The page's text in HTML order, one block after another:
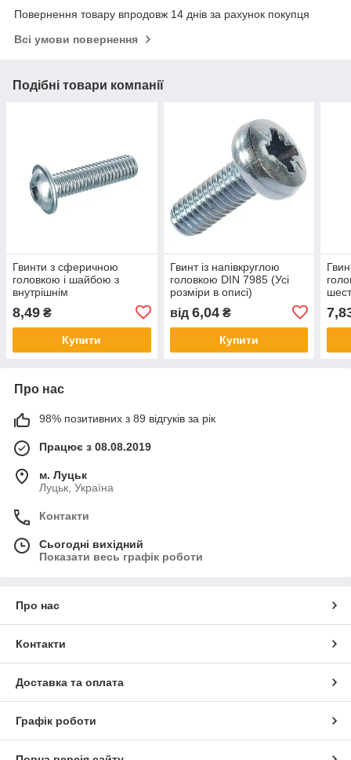
Повернення товару впродовж 14 днів за рахунок покупця
Всі умови повернення
Подібні товари компанії
Гвинти з сферичною
головкою і шайбою з
внутрішнім
шестигранником М10х25
10.9 DIN 7380-2
8,49 ₴
Купити
Гвинт із напівкруглою
головкою DIN 7985 (Усі
розміри в описі)
від 6,04₴
Купити
Про нас
98% позитивних з 89 відгуків за рік
Працює з 08.08.2019
м. Луцьк
Луцьк, Україна
Контакти
Сьогодні вихідний
Показати весь графік роботи
Про нас
Контакти
Доставка та оплата
Графік роботи